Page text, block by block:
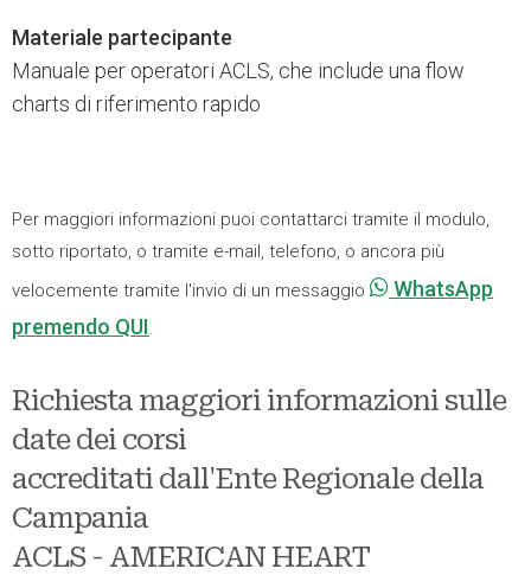
Materiale partecipante
Manuale per operatori ACLS, che include una flow
charts di riferimento rapido
Per maggiori informazioni puoi contattarci tramite il modulo,
sotto riportato, o tramite e-mail, telefono, o ancora più
velocemente tramite l'invio di un messaggio
WhatsApp
premendo QUI.
Richiesta maggiori informazioni sulle
date dei corsi
accreditati dall'Ente Regionale della
Campania
ACLS - AMERICAN HEART